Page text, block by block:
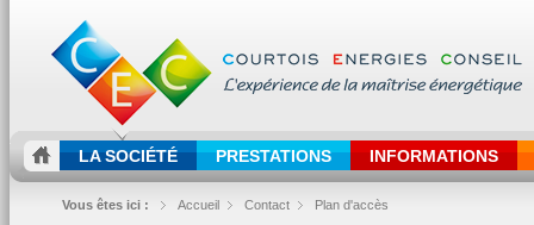
LA SOCIÉTÉ PRESTATIONS INFORMATIONS
Vous êtes ici : Accueil Contact Plan d'accès